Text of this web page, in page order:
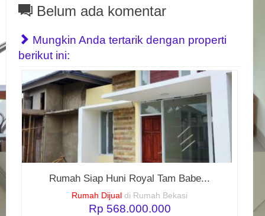
Belum ada komentar
Mungkin Anda tertarik dengan properti
berikut ini:
Rumah Siap Huni Royal Tam Babe...
Rumah Dijual di Rumah Bekasi
Rp 568.000.000